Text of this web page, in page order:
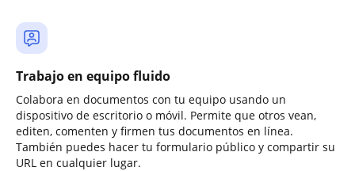
Trabajo en equipo fluido
Colabora en documentos con tu equipo usando un
dispositivo de escritorio o móvil. Permite que otros vean,
editen, comenten y firmen tus documentos en línea.
También puedes hacer tu formulario público y compartir su
URL en cualquier lugar.